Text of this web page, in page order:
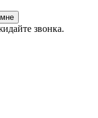
звонка.